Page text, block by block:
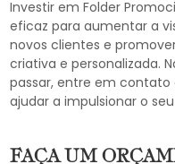
Investir em Folder
eficaz para aumentar a
novos clientes e
criativa e personalizada.
passar, entre em
ajudar a impulsionar o
FAÇA UM